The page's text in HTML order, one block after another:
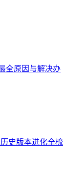
全原因与解决办
史版本进化全梳